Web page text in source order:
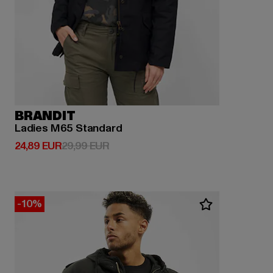
BRANDIT
Ladies M65 Standard
24,89 EUR
Derzeitiger Preis: 24,89 EUR
29,99 EURAktionspreis: 29,99 EUR
-10%